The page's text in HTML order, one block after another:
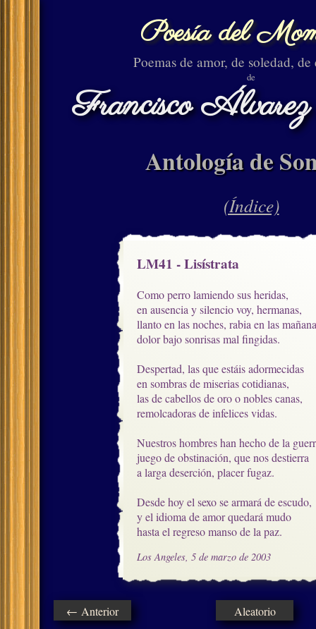
Poesía del
Poemas de amor, de soledad, de
de
Francisco
Antología de
(Índice)
LM41 - Lisístrata
Como perro lamiendo sus heridas,
en ausencia y silencio voy, hermanas,
llanto en las noches, rabia en las
dolor bajo sonrisas mal fingidas.
Despertad, las que estáis adormecidas
en sombras de miserias cotidianas,
las de cabellos de oro o nobles canas,
remolcadoras de infelices vidas.
Nuestros hombres han hecho de la
juego de obstinación, que nos destierra
a larga deserción, placer fugaz.
Desde hoy el sexo se armará de escudo,
y el idioma de amor quedará mudo
hasta el regreso manso de la paz.
Los Angeles, 5 de marzo de 2003
← Anterior Aleatorio